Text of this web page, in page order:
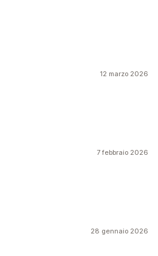
12 marzo 2026
7 febbraio 2026
28 gennaio 2026